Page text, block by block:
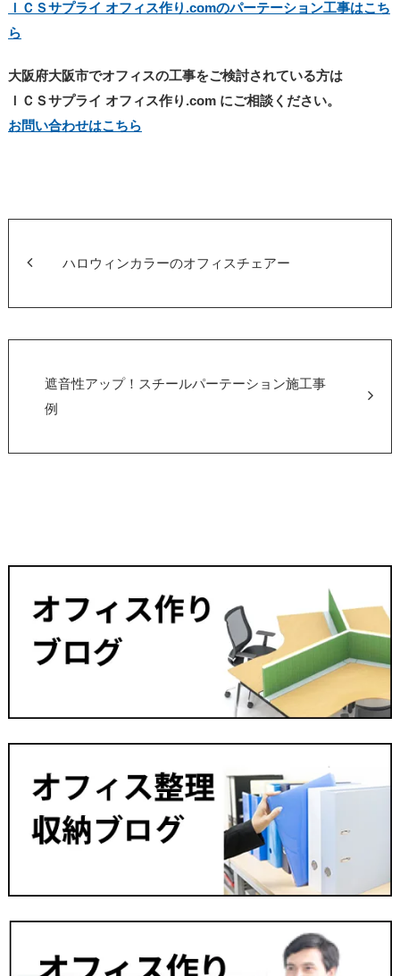
ＩＣＳサプライ オフィス作り.comのパーテーション工事はこち
ら
大阪府大阪市でオフィスの工事をご検討されている方は
ＩＣＳサプライ オフィス作り.com にご相談ください。
お問い合わせはこちら
ハロウィンカラーのオフィスチェアー
遮音性アップ！スチールパーテーション施工事
例